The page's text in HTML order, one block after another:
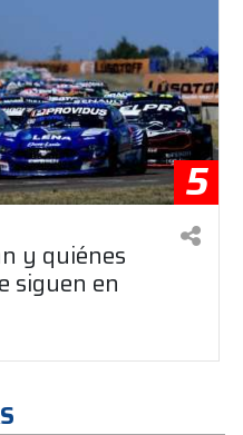
5
y quiénes
siguen en